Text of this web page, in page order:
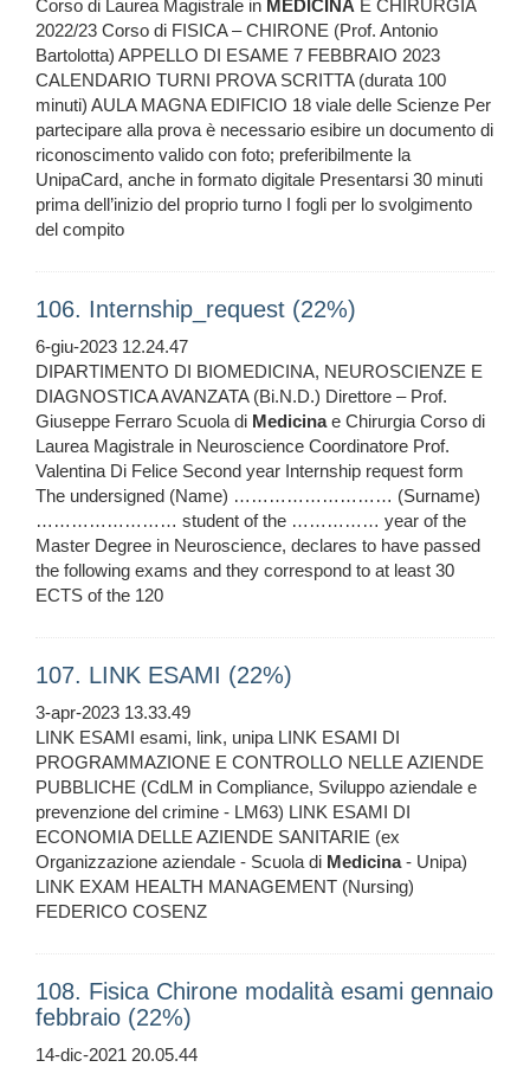
Corso di Laurea Magistrale in MEDICINA E CHIRURGIA
2022/23 Corso di FISICA – CHIRONE (Prof. Antonio
Bartolotta) APPELLO DI ESAME 7 FEBBRAIO 2023
CALENDARIO TURNI PROVA SCRITTA (durata 100
minuti) AULA MAGNA EDIFICIO 18 viale delle Scienze Per
partecipare alla prova è necessario esibire un documento di
riconoscimento valido con foto; preferibilmente la
UnipaCard, anche in formato digitale Presentarsi 30 minuti
prima dell’inizio del proprio turno I fogli per lo svolgimento
del compito
106. Internship_request (22%)
6-giu-2023 12.24.47
DIPARTIMENTO DI BIOMEDICINA, NEUROSCIENZE E
DIAGNOSTICA AVANZATA (Bi.N.D.) Direttore – Prof.
Giuseppe Ferraro Scuola di Medicinae Chirurgia Corso di
Laurea Magistrale in Neuroscience Coordinatore Prof.
Valentina Di Felice Second year Internship request form
The undersigned (Name) ……………………… (Surname)
…………………… student of the …………… year of the
Master Degree in Neuroscience, declares to have passed
the following exams and they correspond to at least 30
ECTS of the 120
107. LINK ESAMI (22%)
3-apr-2023 13.33.49
LINK ESAMI esami, link, unipa LINK ESAMI DI
PROGRAMMAZIONE E CONTROLLO NELLE AZIENDE
PUBBLICHE (CdLM in Compliance, Sviluppo aziendale e
prevenzione del crimine - LM63) LINK ESAMI DI
ECONOMIA DELLE AZIENDE SANITARIE (ex
Organizzazione aziendale - Scuola di Medicina- Unipa)
LINK EXAM HEALTH MANAGEMENT (Nursing)
FEDERICO COSENZ
108. Fisica Chirone modalità esami gennaio
febbraio (22%)
14-dic-2021 20.05.44